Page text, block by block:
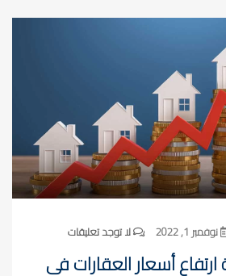
1, 2022 لا توجد تعليقات
أسعار العقارات في